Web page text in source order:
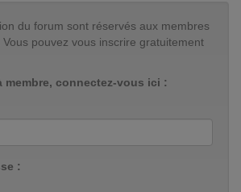
du forum sont réservés aux membres
pouvez vous inscrire gratuitement
membre, connectez-vous ici :
: